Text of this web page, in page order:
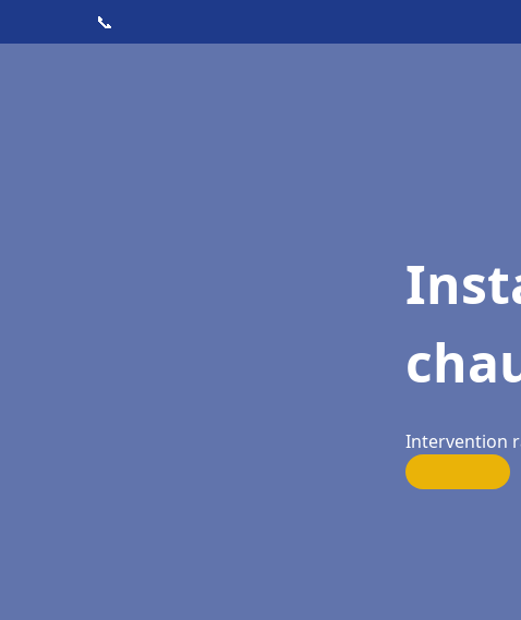
📞
Intervention